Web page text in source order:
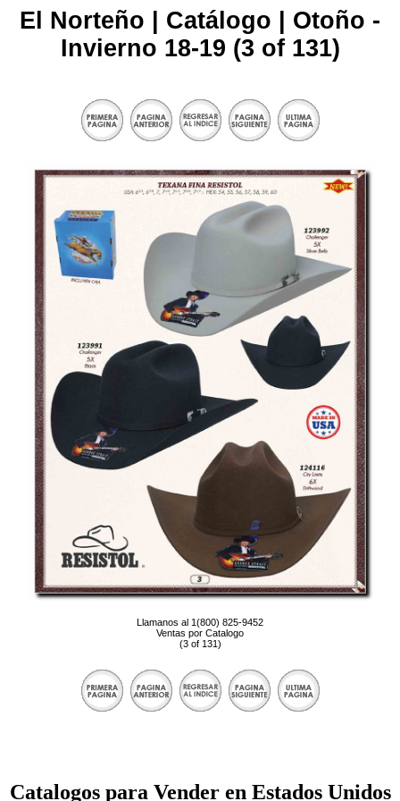
El Norteño | Catálogo | Otoño -
Invierno 18-19 (3 of 131)
Llamanos al 1(800) 825-9452
Ventas por Catalogo
(3 of 131)
Catalogos para Vender en Estados Unidos